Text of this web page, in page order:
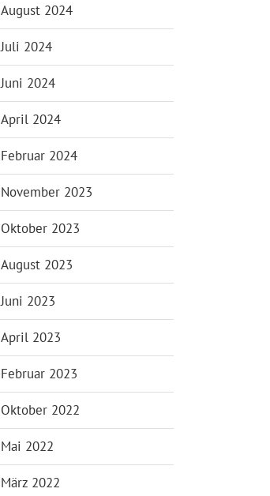
August 2024
Juli 2024
Juni 2024
April 2024
Februar 2024
November 2023
Oktober 2023
August 2023
Juni 2023
April 2023
Februar 2023
Oktober 2022
Mai 2022
März 2022